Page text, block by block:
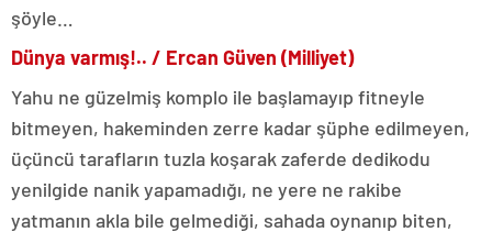
şöyle…
Dünya varmış!.. / Ercan Güven (Milliyet)
Yahu ne güzelmiş komplo ile başlamayıp fitneyle
bitmeyen, hakeminden zerre kadar şüphe edilmeyen,
üçüncü tarafların tuzla koşarak zaferde dedikodu
yenilgide nanik yapamadığı, ne yere ne rakibe
yatmanın akla bile gelmediği, sahada oynanıp biten,